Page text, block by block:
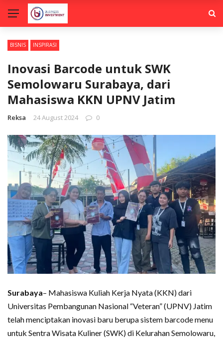
BISNIS INSPIRASI
Inovasi Barcode untuk SWK
Semolowaru Surabaya, dari
Mahasiswa KKN UPNV Jatim
Reksa 24 August 2024 0
Surabaya– Mahasiswa Kuliah Kerja Nyata (KKN) dari
Universitas Pembangunan Nasional “Veteran” (UPNV) Jatim
telah menciptakan inovasi baru berupa sistem barcode menu
untuk Sentra Wisata Kuliner (SWK) di Kelurahan Semolowaru,